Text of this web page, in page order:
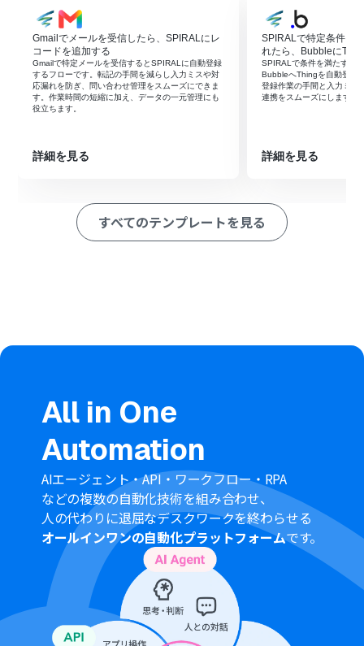
次に、トリガーで「フォームトリガー機能」を選択し、
「回答フォーム」を設定して、フローの起動のきっかけと
なるフォームを作成します。
最後に、オペレーションでSPIRALの「レコードを登録す
る」アクションを設定し、フォームの回答内容をSPIRAL
の登録したい項目に紐付けます。
※「トリガー」：フロー起動のきっかけとなるアクション、「オ
ション
ームの回答内容に加えて、特定のテキストなどの固定値を
あわせて登録することが可能です。
このワークフローの前段に別のオペレーションを追加
SPIRALをYoomと連携させる必要があります。
Gmailでメールを受信したら、SPIRALにレ
コードを追加する
Gmailで特定メールを受信するとSPIRALに自動登録
するフローです。転記の手間を減らし入力ミスや対
応漏れを防ぎ、問い合わせ管理をスムーズにできま
す。作業時間の短縮に加え、データの一元管理にも
役立ちます。
詳細を見る
SPIRALで特定条件に
れたら、Bubbleに
SPIRALで条件を満たすレ
BubbleへThingを自動登録
登録作業の手間と入力ミス
連携をスムーズにします。
詳細を見る
すべてのテンプレートを見る
All in One
Automation
AIエージェント・API・ワークフロー・RPA
などの複数の自動化技術を組み合わせ、
人の代わりに退屈なデスクワークを終わらせる
オールインワンの自動化プラットフォームです。